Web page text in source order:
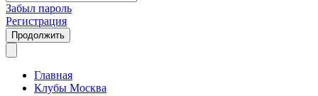
Забыл пароль
Регистрация
Продолжить
Главная
Клубы Москва